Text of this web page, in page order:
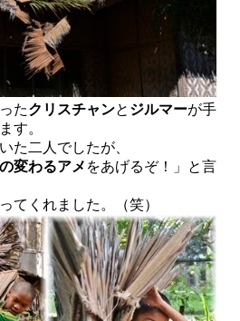
たクリスチャンと ジルマーが手
す。
た二人でしたが、
変わるアメ をあげるぞ！」と言
てくれました。（笑）